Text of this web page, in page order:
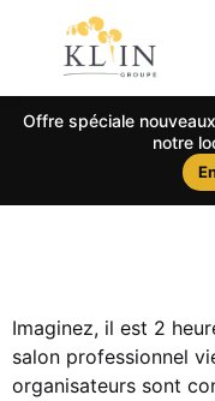
Offre spéciale
notre
Imaginez, il est 2
salon professionnel
organisateurs sont